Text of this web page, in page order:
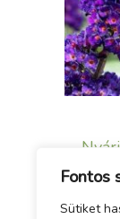
Fontos
Sütiket